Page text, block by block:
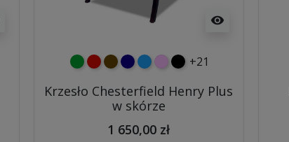
visibility
zielonyczerwony
czekoladowy
granatowy
niebieski
różowy
czarny
+21
Krzesło Chesterfield Henry Plus
w skórze
1 650,00 zł